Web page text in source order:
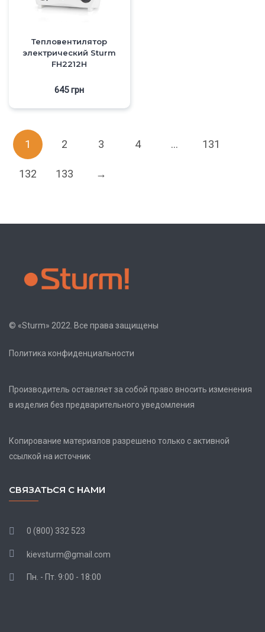
Тепловентилятор
электрический Sturm
FH2212H
645грн
1 2 3 4 … 131
132 133 →
© «Sturm» 2022. Все права защищены
Политика конфиденциальности
Производитель оставляет за собой право вносить изменения
в изделия без предварительного уведомления
Копирование материалов разрешено только с активной
ссылкой на источник
СВЯЗАТЬСЯ С НАМИ
0 (800) 332 523
kievsturm@gmail.com
Пн. - Пт. 9:00 - 18:00